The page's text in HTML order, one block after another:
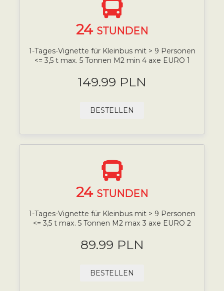
24 STUNDEN
1-Tages-Vignette für Kleinbus mit > 9 Personen
<= 3,5 t max. 5 Tonnen M2 min 4 axe EURO 1
149.99 PLN
BESTELLEN
24 STUNDEN
1-Tages-Vignette für Kleinbus mit > 9 Personen
<= 3,5 t max. 5 Tonnen M2 max 3 axe EURO 2
89.99 PLN
BESTELLEN